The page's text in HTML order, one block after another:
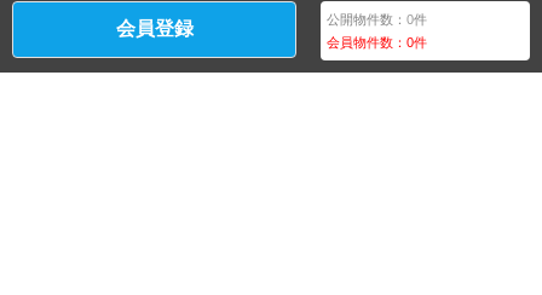
会員登録 公開物件数：0件
会員物件数：0件